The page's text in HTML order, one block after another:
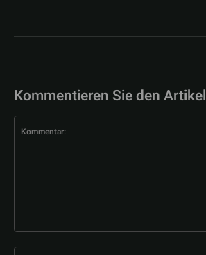
Kommentieren Sie den Artikel